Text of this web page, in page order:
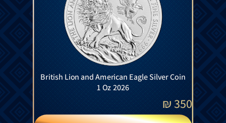
British Lion and American Eagle Silver Coin
1 Oz 2026
350
₪